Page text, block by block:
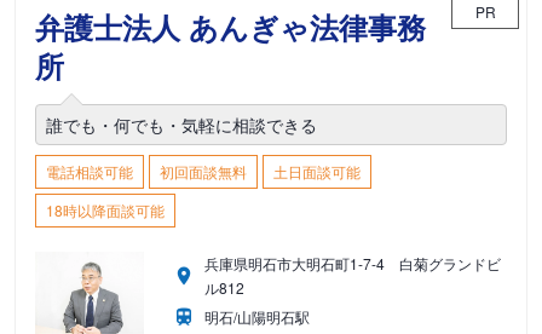
弁護士法人 あんぎゃ法律事務
所
PR
誰でも・何でも・気軽に相談できる
電話相談可能 初回面談無料
土日面談可能
18時以降面談可能
兵庫県明石市大明石町1-7-4 白菊グランドビ
ル812
明石/山陽明石駅